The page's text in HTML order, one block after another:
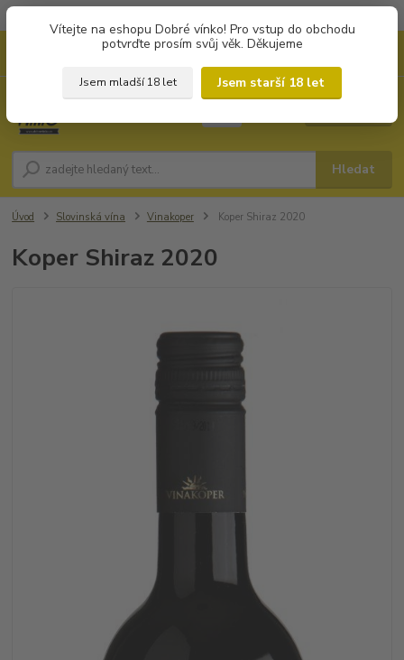
Vítejte na eshopu Dobré vínko! Pro vstup do obchodu
potvrďte prosím svůj věk. Děkujeme
Jsem mladší 18 let
Jsem starší 18 let
Hledat
Úvod Slovinská vína Vinakoper Koper Shiraz 2020
Koper Shiraz 2020